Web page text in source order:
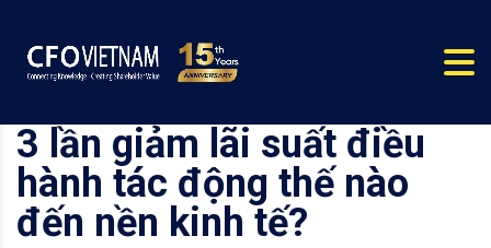
3 lần giảm lãi suất điều
hành tác động thế nào
đến nền kinh tế?